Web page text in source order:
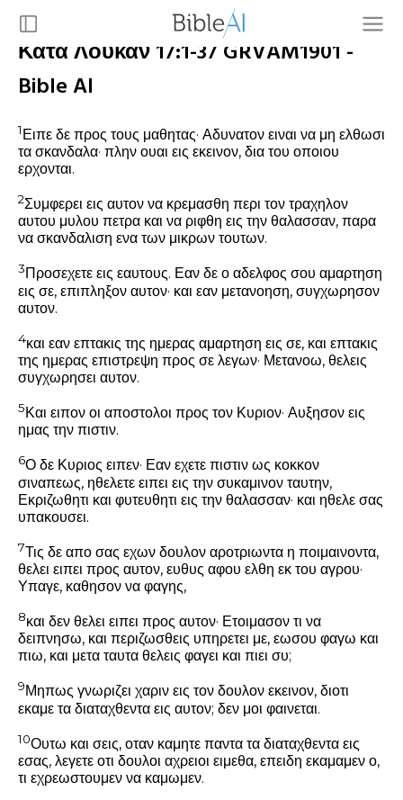
Κατά Λουκάν 17:1-37 GRVAM1901 -
Bible AI
1Ειπε δε προς τους μαθητας· Αδυνατον ειναι να μη ελθωσι
τα σκανδαλα· πλην ουαι εις εκεινον, δια του οποιου
ερχονται.
2Συμφερει εις αυτον να κρεμασθη περι τον τραχηλον
αυτου μυλου πετρα και να ριφθη εις την θαλασσαν, παρα
να σκανδαλιση ενα των μικρων τουτων.
3Προσεχετε εις εαυτους. Εαν δε ο αδελφος σου αμαρτηση
εις σε, επιπληξον αυτον· και εαν μετανοηση, συγχωρησον
αυτον.
4και εαν επτακις της ημερας αμαρτηση εις σε, και επτακις
της ημερας επιστρεψη προς σε λεγων· Μετανοω, θελεις
συγχωρησει αυτον.
5Και ειπον οι αποστολοι προς τον Κυριον· Αυξησον εις
ημας την πιστιν.
6Ο δε Κυριος ειπεν· Εαν εχετε πιστιν ως κοκκον
σιναπεως, ηθελετε ειπει εις την συκαμινον ταυτην,
Εκριζωθητι και φυτευθητι εις την θαλασσαν· και ηθελε σας
υπακουσει.
7Τις δε απο σας εχων δουλον αροτριωντα η ποιμαινοντα,
θελει ειπει προς αυτον, ευθυς αφου ελθη εκ του αγρου·
Υπαγε, καθησον να φαγης,
8και δεν θελει ειπει προς αυτον· Ετοιμασον τι να
δειπνησω, και περιζωσθεις υπηρετει με, εωσου φαγω και
πιω, και μετα ταυτα θελεις φαγει και πιει συ;
9Μηπως γνωριζει χαριν εις τον δουλον εκεινον, διοτι
εκαμε τα διαταχθεντα εις αυτον; δεν μοι φαινεται.
10Ουτω και σεις, οταν καμητε παντα τα διαταχθεντα εις
εσας, λεγετε οτι δουλοι αχρειοι ειμεθα, επειδη εκαμαμεν ο,
τι εχρεωστουμεν να καμωμεν.